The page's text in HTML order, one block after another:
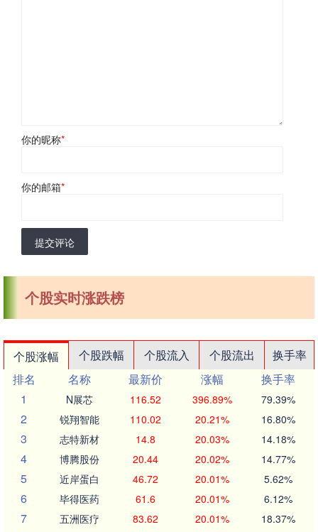
你的昵称*
你的邮箱*
提交评论
个股实时涨跌榜
个股涨幅 个股跌幅 个股流入 个股流出
换手率
排名
名称 最新价 涨幅
换手率
1
N展芯 116.52 396.89% 79.39%
2 锐翔智能 110.02 20.21% 16.80%
3 志特新材 14.8 20.03% 14.18%
4 博腾股份 20.44 20.02% 14.77%
5 近岸蛋白 46.72 20.01% 5.62%
6 毕得医药 61.6 20.01% 6.12%
7 五洲医疗 83.62 20.01% 18.37%